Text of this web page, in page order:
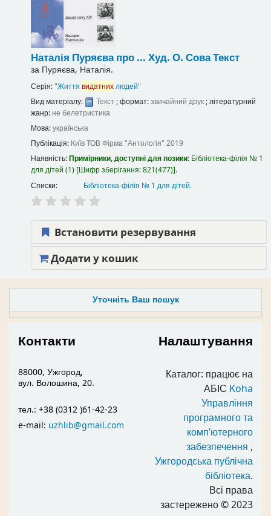
Уточніть Ваш пошук
Наталія Пуряєва про ... Худ. О. СоваТекст
за Пуряєва, Наталія.
Серія:"Життя видатнихлюдей"
Вид матеріалу:
Текст; формат:звичайний друк; літературний
жанр: не белетристика
Мова:українська
Публікація: КиївТОВ Фірма "Антологія" 2019
Наявність:Примірники, доступні для позики: Бібліотека-філія № 1
для дітей (1) Шифр зберігання:821(477) .
Списки:
Бібліотека-філія № 1 для дітей.
Встановити резервування
Додати у кошик
Контакти
88000, Ужгород,
вул. Волошина, 20.
тел.: +38 (0312 )61-42-23
e-mail: uzhlib@gmail.com
Налаштування
Каталог: працює на
АБІС Koha
Управління
програмного та
комп’ютерного
забезпечення ,
Ужгородська публічна
бібліотека.
Всі права
застережено© 2023